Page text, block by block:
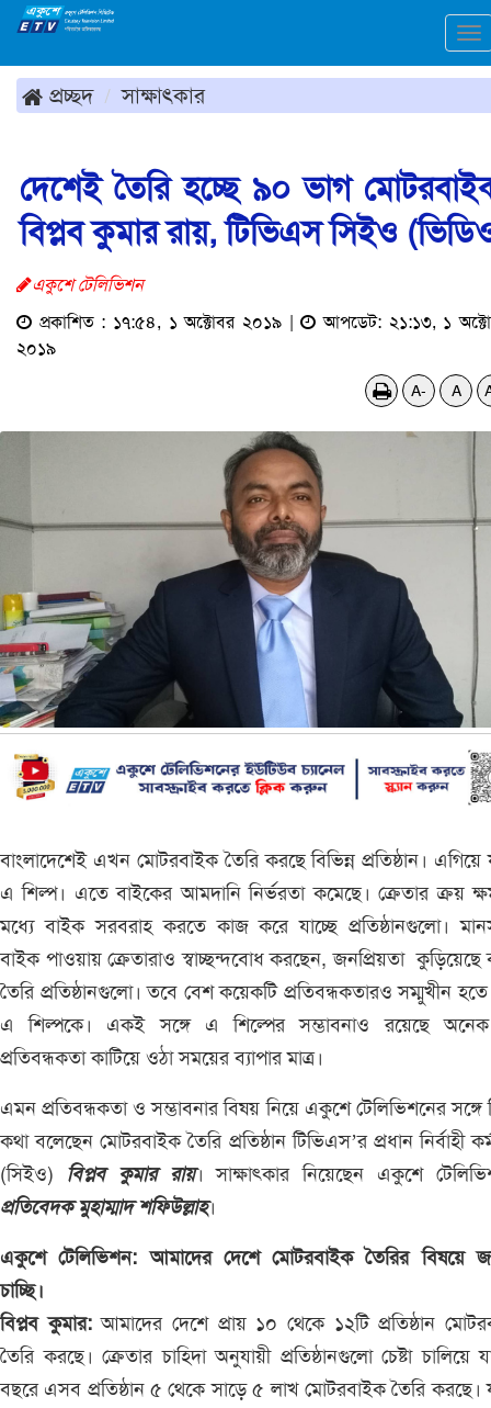
প্রচ্ছদ সাক্ষাৎকার
দেশেই তৈরি হচ্ছে ৯০ ভাগ
বিপ্লব কুমার রায়, টিভিএস সিইও
একুশে টেলিভিশন
প্রকাশিত : ১৭:৫৪, ১ অক্টোবর ২০১৯ |
আপডেট: ২১:১৩, ১
২০১৯
A- A
বাংলাদেশেই এখন মোটরবাইক তৈরি করছে বিভিন্ন প্রতিষ্ঠান। এগিয়ে
এ শিল্প। এতে বাইকের আমদানি নির্ভরতা কমেছে। ক্রেতার ক্রয়
মধ্যে বাইক সরবরাহ করতে কাজ করে যাচ্ছে প্রতিষ্ঠানগুলো।
বাইক পাওয়ায় ক্রেতারাও স্বাচ্ছন্দবোধ করছেন, জনপ্রিয়তা কুড়িয়েছে
তৈরি প্রতিষ্ঠানগুলো। তবে বেশ কয়েকটি প্রতিবন্ধকতারও সম্মুখীন হতে
এ শিল্পকে। একই সঙ্গে এ শিল্পের সম্ভাবনাও রয়েছে
প্রতিবন্ধকতা কাটিয়ে ওঠা সময়ের ব্যাপার মাত্র।
এমন প্রতিবন্ধকতা ও সম্ভাবনার বিষয় নিয়ে একুশে টেলিভিশনের সঙ্গে
কথা বলেছেন মোটরবাইক তৈরি প্রতিষ্ঠান টিভিএস’র প্রধান নির্বাহী
(সিইও) বিপ্লব কুমার রায়। সাক্ষাৎকার নিয়েছেন একুশে
প্রতিবেদক মুহাম্মাদ শফিউল্লাহ।
একুশে টেলিভিশন: আমাদের দেশে মোটরবাইক তৈরির বিষয়ে
চাচ্ছি।
বিপ্লব কুমার:আমাদের দেশে প্রায় ১০ থেকে ১২টি প্রতিষ্ঠান
তৈরি করছে। ক্রেতার চাহিদা অনুযায়ী প্রতিষ্ঠানগুলো চেষ্টা চালিয়ে
বছরে এসব প্রতিষ্ঠান ৫ থেকে সাড়ে ৫ লাখ মোটরবাইক তৈরি করছে।